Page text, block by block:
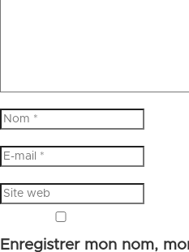
Enregistrer mon nom,